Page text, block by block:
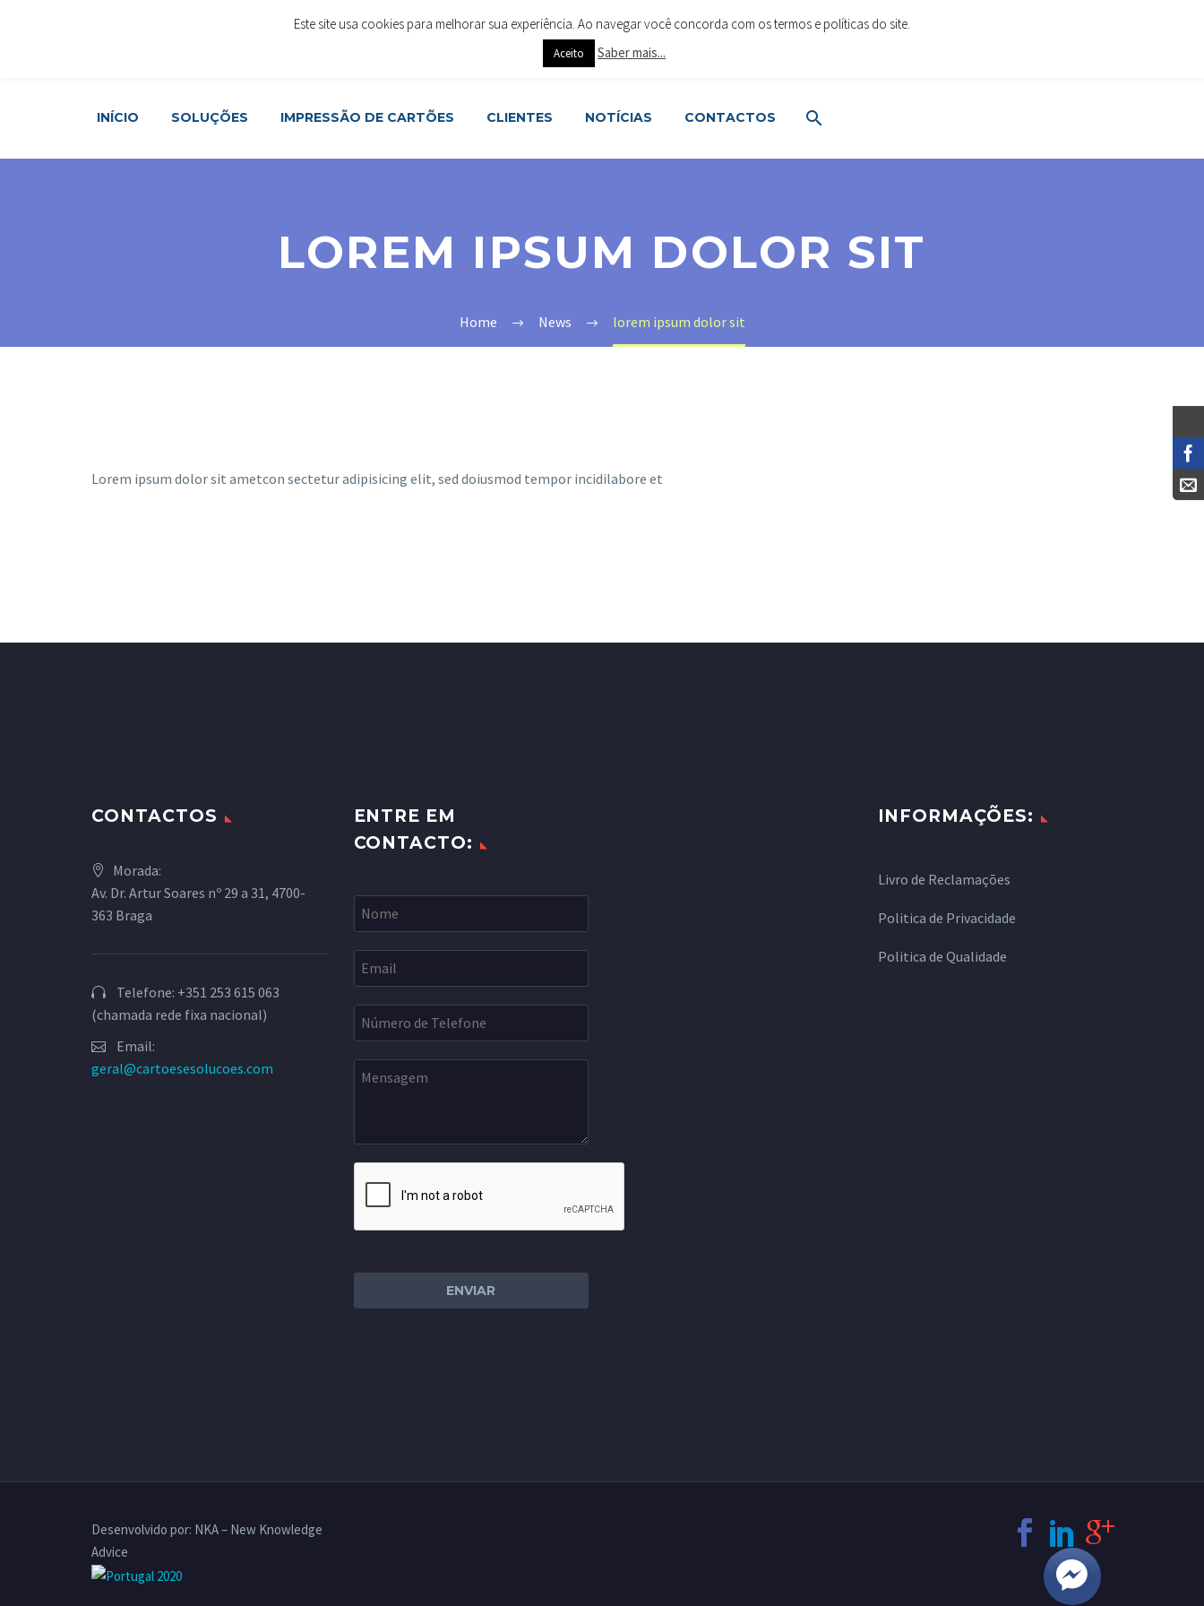
Rua Cónego Rafael Álvares da Costa, LOJA 48 - 1º Andar 4715-288 Braga +351 253 615 063 geral@cartoesesolucoes.com
www.cartoesesolucoes.com
INÍCIO SOLUÇÕES IMPRESSÃO DE CARTÕES CLIENTES NOTÍCIAS CONTACTOS
LOREM IPSUM DOLOR SIT
Home News lorem ipsum dolor sit
Lorem ipsum dolor sit ametcon sectetur adipisicing elit, sed doiusmod tempor incidilabore et
CONTACTOS
Morada:
Av. Dr. Artur Soares nº 29 a 31, 4700-
363 Braga
Telefone: +351 253 615 063
(chamada rede fixa nacional)
Email:
geral@cartoesesolucoes.com
ENTRE EM
CONTACTO:
INFORMAÇÕES:
Livro de Reclamações
Politica de Privacidade
Politica de Qualidade
Desenvolvido por: NKA – New Knowledge
Advice
Este site usa cookies para melhorar sua experiência. Ao navegar você concorda com os termos e políticas do site.
Aceito Saber mais...